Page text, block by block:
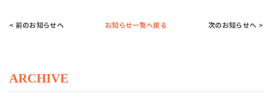
< 前のお知らせへ お知らせ一覧へ戻る 次のお知らせへ >
ARCHIVE